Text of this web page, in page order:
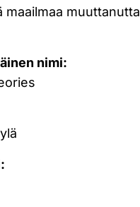
maailmaa muuttanutta
nimi: